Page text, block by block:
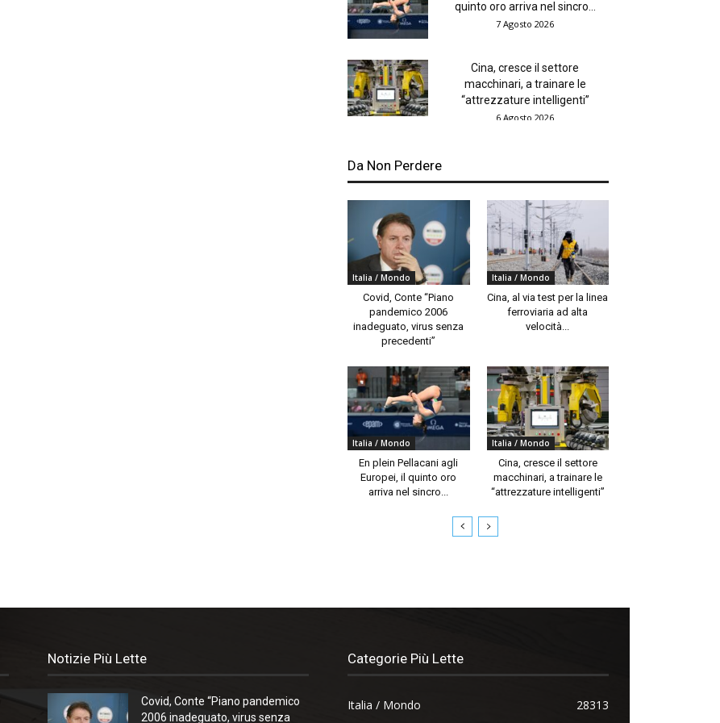
quinto oro arriva nel sincro...
7 Agosto 2026
Cina, cresce il settore
macchinari, a trainare le
“attrezzature intelligenti”
6 Agosto 2026
Da Non Perdere
Italia / Mondo
Covid, Conte “Piano
pandemico 2006
inadeguato, virus senza
precedenti”
Italia / Mondo
Cina, al via test per la linea
ferroviaria ad alta
velocità...
Italia / Mondo
En plein Pellacani agli
Europei, il quinto oro
arriva nel sincro...
Italia / Mondo
Cina, cresce il settore
macchinari, a trainare le
“attrezzature intelligenti”
Notizie Più Lette
Covid, Conte “Piano pandemico
2006 inadeguato, virus senza
Categorie Più Lette
Italia / Mondo
28313